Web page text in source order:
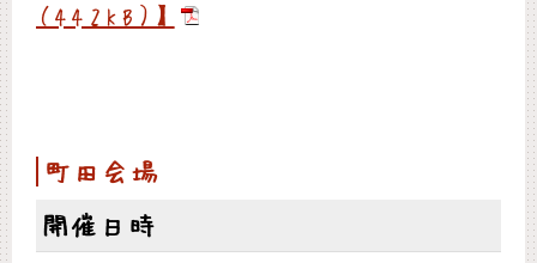
（442KB）】
町田会場
開催日時